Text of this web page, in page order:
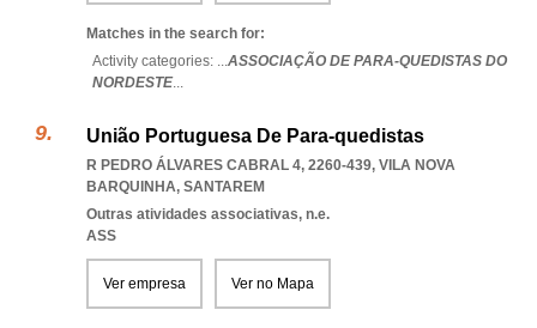
Matches in the search for:
Activity categories: ...ASSOCIAÇÃO DE PARA-QUEDISTAS DO
NORDESTE...
União Portuguesa De Para-quedistas
R PEDRO ÁLVARES CABRAL 4, 2260-439, VILA NOVA
BARQUINHA, SANTAREM
Outras atividades associativas, n.e.
ASS
Ver empresa Ver no Mapa